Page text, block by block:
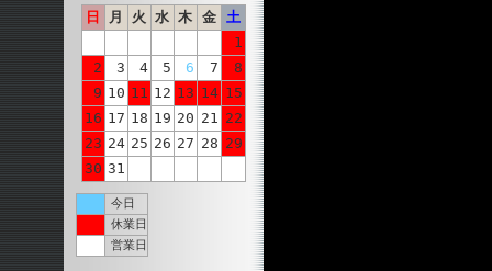
日
月 火 水 木 金
土
1
2
3 4 5 6 7
8
9 10 11 12 13 14 15
16 17 18 19 20 21 22
23 24 25 26 27 28 29
30 31
今日
休業日
営業日